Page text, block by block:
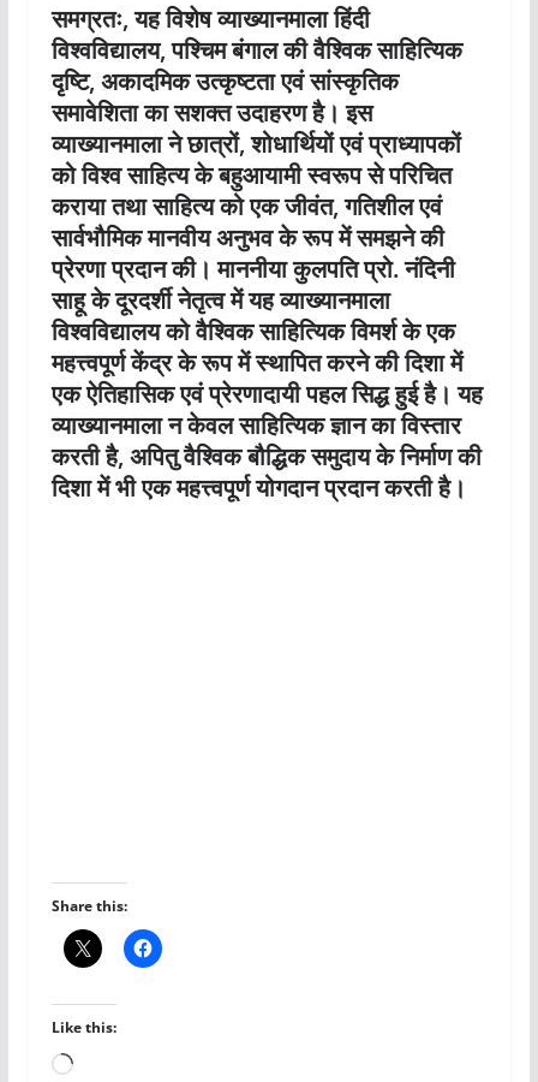
समग्रतः, यह विशेष व्याख्यानमाला हिंदी
विश्वविद्यालय, पश्चिम बंगाल की वैश्विक साहित्यिक
दृष्टि, अकादमिक उत्कृष्टता एवं सांस्कृतिक
समावेशिता का सशक्त उदाहरण है। इस
व्याख्यानमाला ने छात्रों, शोधार्थियों एवं प्राध्यापकों
को विश्व साहित्य के बहुआयामी स्वरूप से परिचित
कराया तथा साहित्य को एक जीवंत, गतिशील एवं
सार्वभौमिक मानवीय अनुभव के रूप में समझने की
प्रेरणा प्रदान की। माननीया कुलपति प्रो. नंदिनी
साहू के दूरदर्शी नेतृत्व में यह व्याख्यानमाला
विश्वविद्यालय को वैश्विक साहित्यिक विमर्श के एक
महत्त्वपूर्ण केंद्र के रूप में स्थापित करने की दिशा में
एक ऐतिहासिक एवं प्रेरणादायी पहल सिद्ध हुई है। यह
व्याख्यानमाला न केवल साहित्यिक ज्ञान का विस्तार
करती है, अपितु वैश्विक बौद्धिक समुदाय के निर्माण की
दिशा में भी एक महत्त्वपूर्ण योगदान प्रदान करती है।
Share this:
Like this:
Loading…